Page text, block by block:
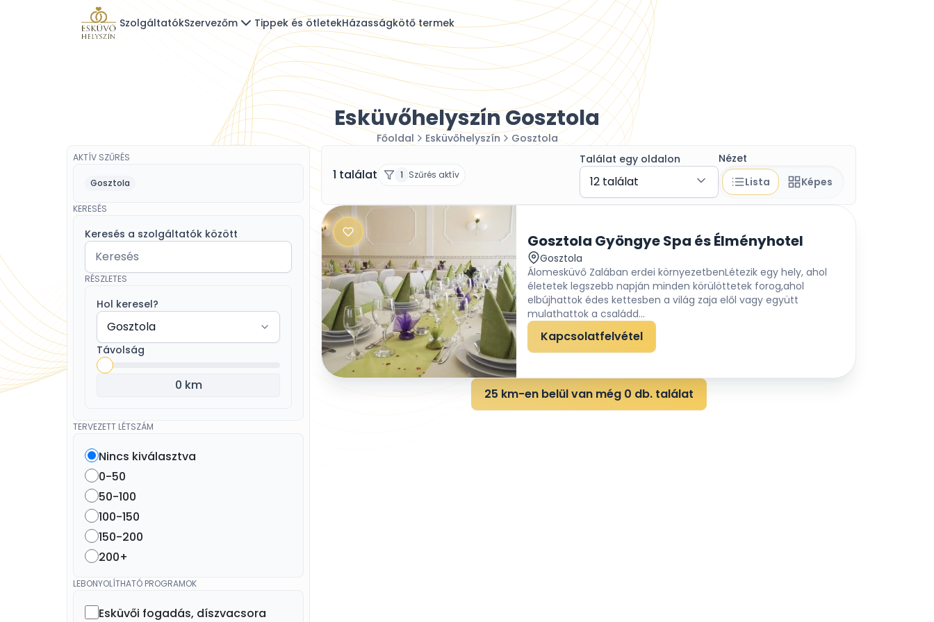
SzolgáltatókSzervezőm Tippek és ötletekHázasságkötő termek
Esküvőhelyszín Gosztola
Főoldal Esküvőhelyszín Gosztola
AKTÍV SZŰRÉS
Gosztola
KERESÉS
Keresés a szolgáltatók között
RÉSZLETES
Hol keresel?
Távolság
0 km
TERVEZETT LÉTSZÁM
Nincs kiválasztva
0-50
50-100
100-150
150-200
200+
LEBONYOLÍTHATÓ PROGRAMOK
Esküvői fogadás, díszvacsora
1 találat 1 Szűrés aktív
Találat egy oldalon
12 találat
Nézet
Lista
Képes
Gosztola Gyöngye Spa és Élményhotel
Gosztola
Álomesküvő Zalában erdei környezetbenLétezik egy hely, ahol
életetek legszebb napján minden körülöttetek forog,ahol
elbújhattok édes kettesben a világ zaja elől vagy együtt
mulathattok a családd...
Kapcsolatfelvétel
25 km-en belül van még 0 db. találat